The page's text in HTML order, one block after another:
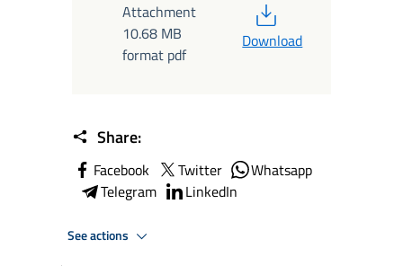
Attachment
10.68 MB
format pdf
Download
Share:
Facebook Twitter
Whatsapp
Telegram
LinkedIn
See actions